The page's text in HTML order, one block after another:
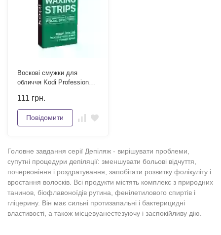
Воскові смужки для
обличчя Kodi Professional
111 грн.
Повідомити
Головне завдання серії Депіляж - вирішувати проблеми,
супутні процедури депіляції: зменшувати больові відчуття,
почервоніння і роздратування, запобігати розвитку фолікуліту і
вростання волосків. Всі продукти містять комплекс з природних
танинов, біофлавоноїдів рутина, фенілетилового спиртів і
гліцерину. Він має сильні протизапальні і бактерицидні
властивості, а також місцевуанестезуючу і заспокійливу дію.